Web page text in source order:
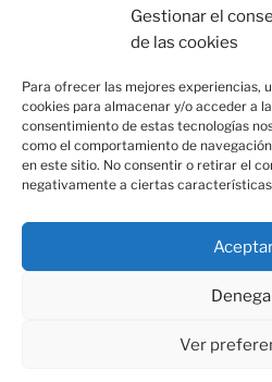
Gestionar el
de las cookies
Para ofrecer las mejores experiencias,
cookies para almacenar y/o acceder a
consentimiento de estas tecnologías
como el comportamiento de
en este sitio. No consentir o retirar el
negativamente a ciertas
Ver
«Aviso Legal»